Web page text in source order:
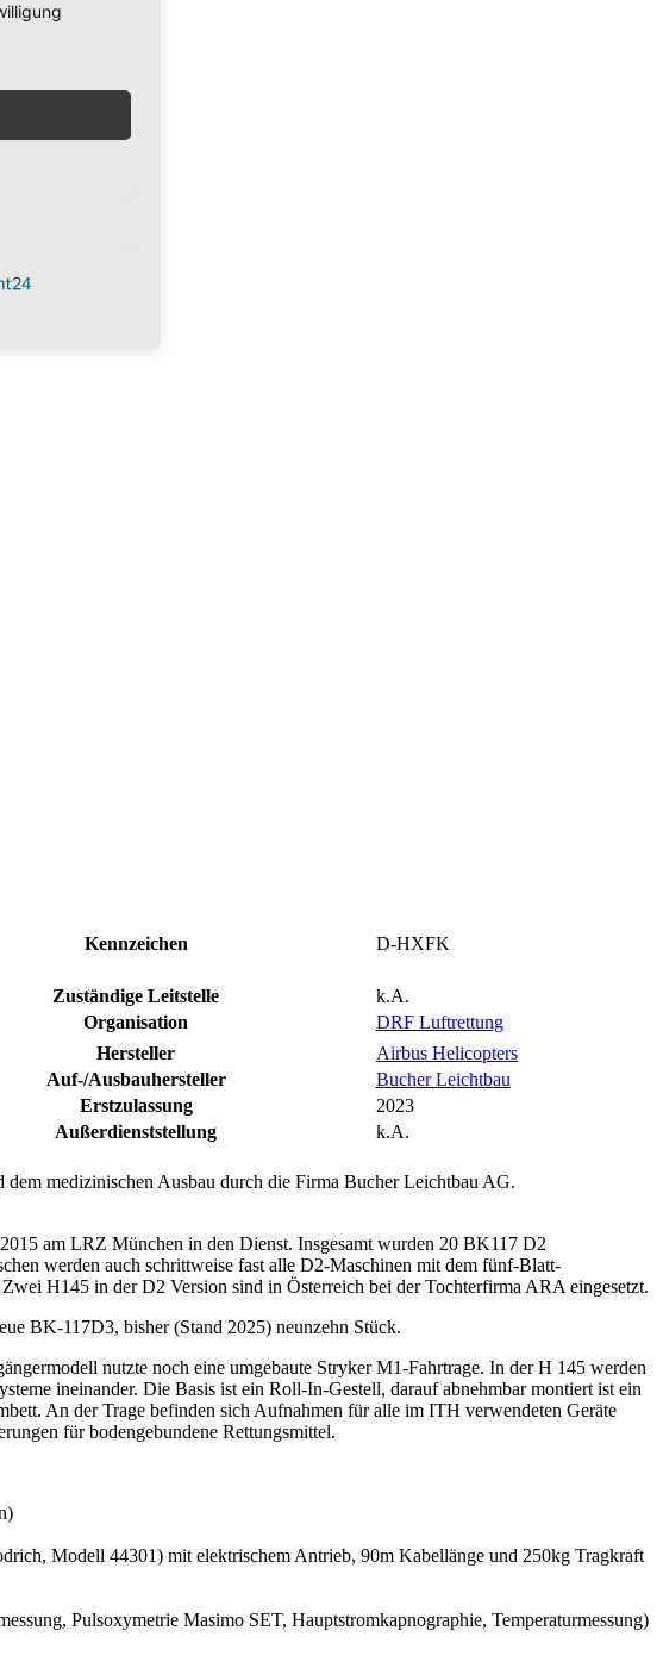
Kennzeichen
D-HXFK
Zuständige Leitstelle
k.A.
Organisation
DRF Luftrettung
Hersteller
Airbus Helicopters
Auf-/Ausbauhersteller
Bucher Leichtbau
Erstzulassung
2023
Außerdienststellung k.A.
medizinischen Ausbau durch die Firma Bucher Leichtbau AG.
am LRZ München in den Dienst. Insgesamt wurden 20 BK117 D2
werden auch schrittweise fast alle D2-Maschinen mit dem fünf-Blatt-
H145 in der D2 Version sind in Österreich bei der Tochterfirma ARA eingesetzt.
BK-117D3, bisher (Stand 2025) neunzehn Stück.
nutzte noch eine umgebaute Stryker M1-Fahrtrage. In der H 145 werden
ineinander. Die Basis ist ein Roll-In-Gestell, darauf abnehmbar montiert ist ein
An der Trage befinden sich Aufnahmen für alle im ITH verwendeten Geräte
für bodengebundene Rettungsmittel.
Modell 44301) mit elektrischem Antrieb, 90m Kabellänge und 250kg Tragkraft
Pulsoxymetrie Masimo SET, Hauptstromkapnographie, Temperaturmessung)